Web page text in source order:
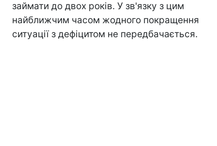
займати до двох років. У зв'язку з цим
найближчим часом жодного покращення
ситуації з дефіцитом не передбачається.